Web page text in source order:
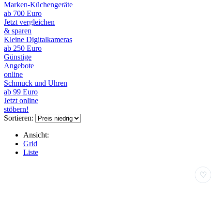
Marken-Küchengeräte
ab 700 Euro
Jetzt vergleichen
& sparen
Kleine Digitalkameras
ab 250 Euro
Günstige
Angebote
online
Schmuck und Uhren
ab 99 Euro
Jetzt online
stöbern!
Sortieren:
Ansicht:
Grid
Liste
♡